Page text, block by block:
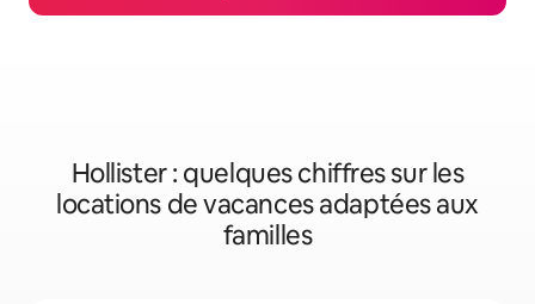
Hollister : quelques chiffres sur les
locations de vacances adaptées aux
familles